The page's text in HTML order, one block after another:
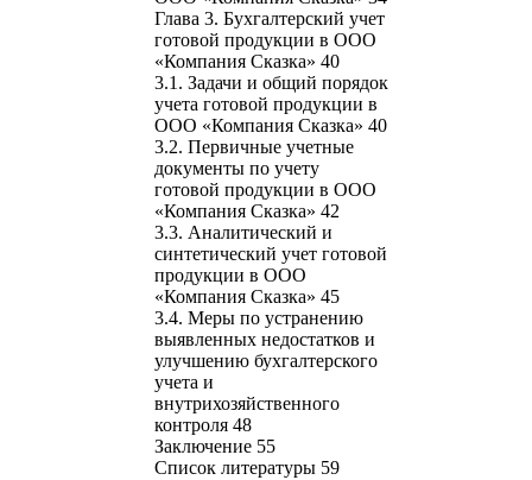
Глава 3. Бухгалтерский учет
готовой продукции в ООО
«Компания Сказка» 40
3.1. Задачи и общий порядок
учета готовой продукции в
ООО «Компания Сказка» 40
3.2. Первичные учетные
документы по учету
готовой продукции в ООО
«Компания Сказка» 42
3.3. Аналитический и
синтетический учет готовой
продукции в ООО
«Компания Сказка» 45
3.4. Меры по устранению
выявленных недостатков и
улучшению бухгалтерского
учета и
внутрихозяйственного
контроля 48
Заключение 55
Список литературы 59